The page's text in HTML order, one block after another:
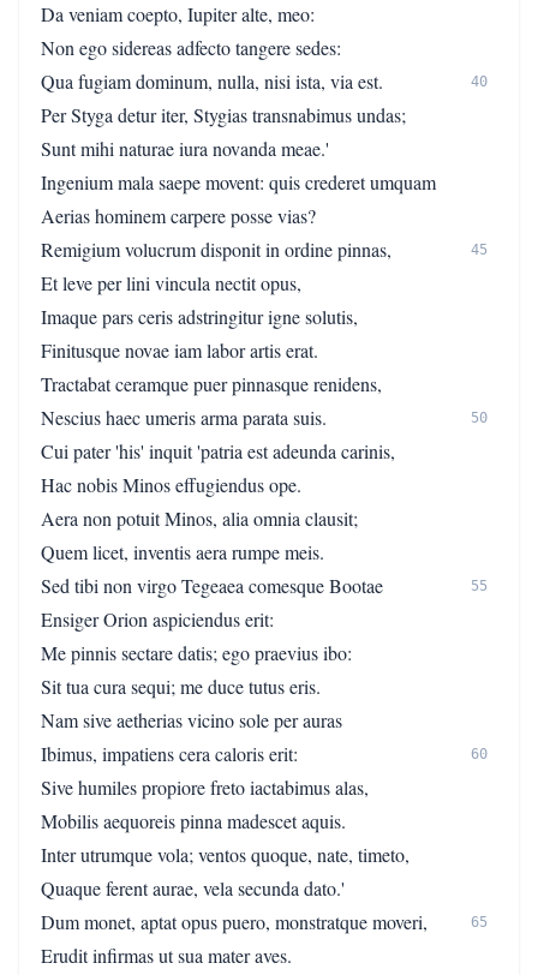
Da veniam coepto, Iupiter alte, meo:
Non ego sidereas adfecto tangere sedes:
Qua fugiam dominum, nulla, nisi ista, via est.
40
Per Styga detur iter, Stygias transnabimus undas;
Sunt mihi naturae iura novanda meae.'
Ingenium mala saepe movent: quis crederet umquam
Aerias hominem carpere posse vias?
Remigium volucrum disponit in ordine pinnas,
45
Et leve per lini vincula nectit opus,
Imaque pars ceris adstringitur igne solutis,
Finitusque novae iam labor artis erat.
Tractabat ceramque puer pinnasque renidens,
Nescius haec umeris arma parata suis.
50
Cui pater 'his' inquit 'patria est adeunda carinis,
Hac nobis Minos effugiendus ope.
Aera non potuit Minos, alia omnia clausit;
Quem licet, inventis aera rumpe meis.
Sed tibi non virgo Tegeaea comesque Bootae
55
Ensiger Orion aspiciendus erit:
Me pinnis sectare datis; ego praevius ibo:
Sit tua cura sequi; me duce tutus eris.
Nam sive aetherias vicino sole per auras
Ibimus, impatiens cera caloris erit:
60
Sive humiles propiore freto iactabimus alas,
Mobilis aequoreis pinna madescet aquis.
Inter utrumque vola; ventos quoque, nate, timeto,
Quaque ferent aurae, vela secunda dato.'
Dum monet, aptat opus puero, monstratque moveri,
65
Erudit infirmas ut sua mater aves.